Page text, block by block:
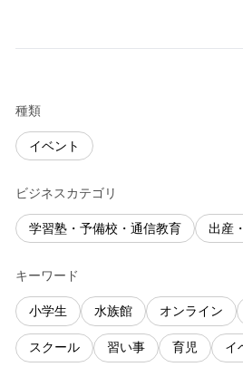
種類
イベント
ビジネスカテゴリ
学習塾・予備校・通信教育 出産
キーワード
小学生 水族館 オンライン
スクール 習い事 育児 イ